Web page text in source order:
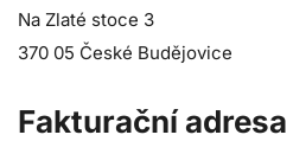
Na Zlaté stoce 3
370 05 České Budějovice
Fakturační adresa